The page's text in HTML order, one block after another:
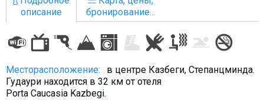
описание
бронирование...
Месторасположение:
в центре Казбеги, Степанцминда.
Гудаури находится в 32 км от отеля
Porta Caucasia Kazbegi.
Отели
Долгосрочная аренда
Казбеги
Другое